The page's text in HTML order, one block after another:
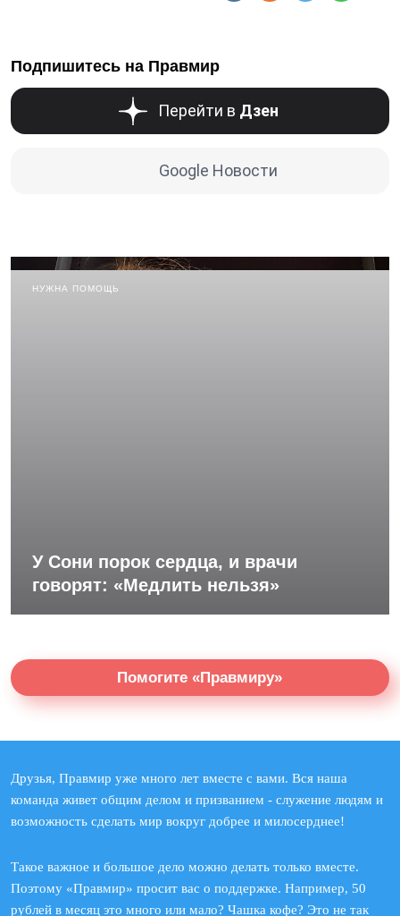
Подпишитесь на Правмир
Перейти в Дзен
Google Новости
НУЖНА ПОМОЩЬ
У Сони порок сердца, и врачи
говорят: «Медлить нельзя»
Помогите «Правмиру»
Друзья, Правмир уже много лет вместе с вами. Вся наша
команда живет общим делом и призванием - служение людям и
возможность сделать мир вокруг добрее и милосерднее!
Такое важное и большое дело можно делать только вместе.
Поэтому «Правмир» просит вас о поддержке. Например, 50
рублей в месяц это много или мало? Чашка кофе? Это не так